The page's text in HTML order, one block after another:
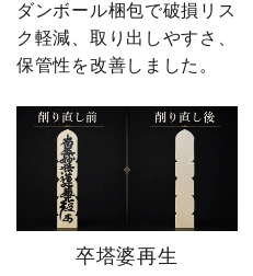
ダンボール梱包で破損リス
ク軽減、取り出しやすさ、
保管性を改善しました。
卒塔婆再生